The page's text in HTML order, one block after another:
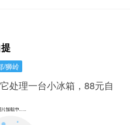
可以联系客服帮您重设密码。
好处？1、发布的信息有绿色实名
的信息优先显示。3、本网站会优
息。4、实名用户可信度提升，增
布与删除在本网站发布信息要收
免费的皮具箱包产业分类信息交流
户提供永久免费发布皮具箱包产业
/狮岭
处理一台小冰箱，88元自